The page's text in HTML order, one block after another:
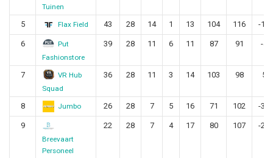
Tuinen
5 Flax Field 43 28 14 1 13 104 116 -12
6
Put
Fashionstore
39 28 11 6 11 87 91 -4
7
VR Hub
Squad
36 28 11 3 14 103 98 5
8 Jumbo 26 28 7 5 16 71 102 -31
9
Breevaart
Personeel
22 28 7 4 17 80 107 -27